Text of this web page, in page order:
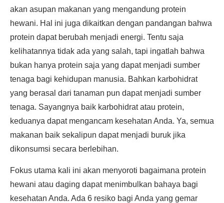
akan asupan makanan yang mengandung protein
hewani. Hal ini juga dikaitkan dengan pandangan bahwa
protein dapat berubah menjadi energi. Tentu saja
kelihatannya tidak ada yang salah, tapi ingatlah bahwa
bukan hanya protein saja yang dapat menjadi sumber
tenaga bagi kehidupan manusia. Bahkan karbohidrat
yang berasal dari tanaman pun dapat menjadi sumber
tenaga. Sayangnya baik karbohidrat atau protein,
keduanya dapat mengancam kesehatan Anda. Ya, semua
makanan baik sekalipun dapat menjadi buruk jika
dikonsumsi secara berlebihan.
Fokus utama kali ini akan menyoroti bagaimana protein
hewani atau daging dapat menimbulkan bahaya bagi
kesehatan Anda. Ada 6 resiko bagi Anda yang gemar